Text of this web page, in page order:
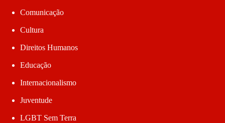
Comunicação
Cultura
Direitos Humanos
Educação
Internacionalismo
Juventude
LGBT Sem Terra